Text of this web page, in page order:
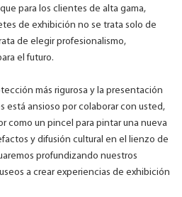
para los clientes de alta gama,
de exhibición no se trata solo de
de elegir profesionalismo,
el futuro.
más rigurosa y la presentación
está ansioso por colaborar con usted,
como un pincel para pintar una nueva
y difusión cultural en el lienzo de
profundizando nuestros
a crear experiencias de exhibición